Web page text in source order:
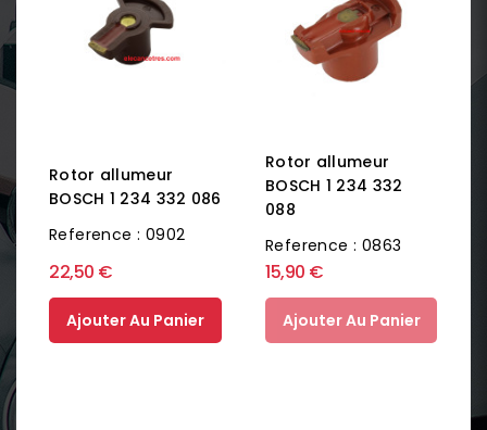
Rotor allumeur
BOSCH 1 234 332 086
Reference : 0902
22,50 €
Ajouter Au Panier
Rotor allumeur
BOSCH 1 234 332
088
Reference : 0863
15,90 €
Ajouter Au Panier